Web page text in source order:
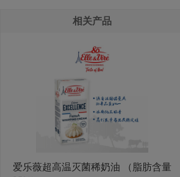
相关产品
爱乐薇超高温灭菌稀奶油 （脂肪含量